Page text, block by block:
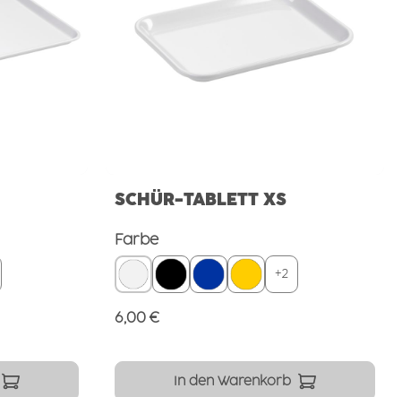
SCHÜR-TABLETT XS
Farbeauswählen
+2
Regulärer Preis:
6,00 €
In den Warenkorb